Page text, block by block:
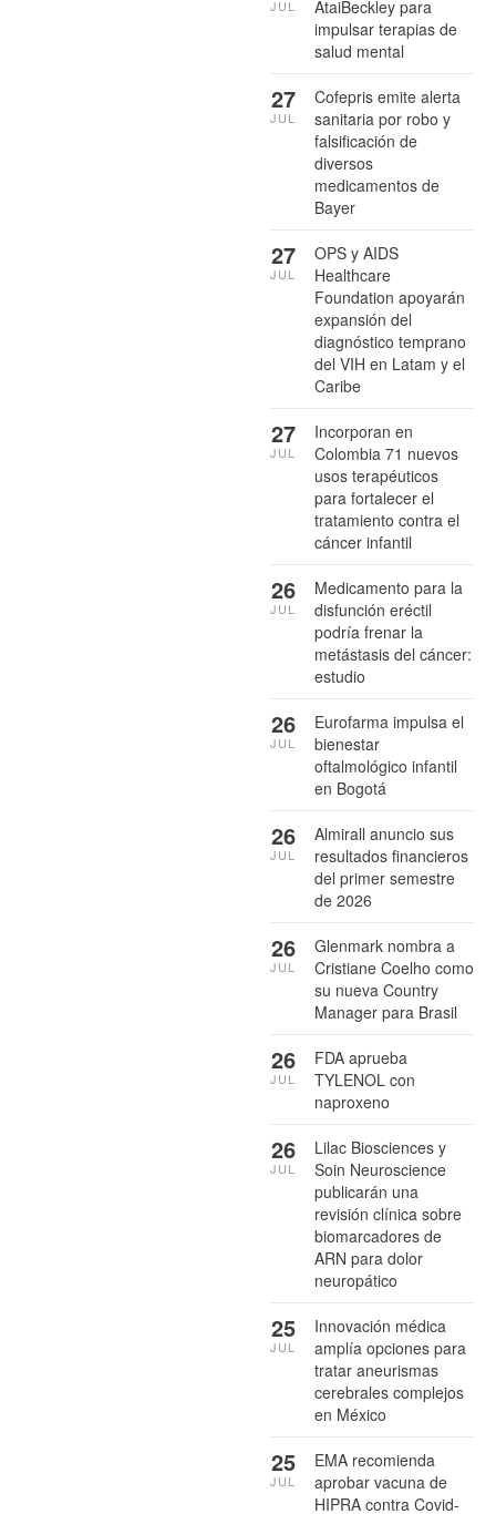
AtaiBeckley para
impulsar terapias de
salud mental
JUL
Cofepris emite alerta
sanitaria por robo y
falsificación de
diversos
medicamentos de
Bayer
27
JUL
OPS y AIDS
Healthcare
Foundation apoyarán
expansión del
diagnóstico temprano
del VIH en Latam y el
Caribe
27
JUL
Incorporan en
Colombia 71 nuevos
usos terapéuticos
para fortalecer el
tratamiento contra el
cáncer infantil
27
JUL
Medicamento para la
disfunción eréctil
podría frenar la
metástasis del cáncer:
estudio
26
JUL
Eurofarma impulsa el
bienestar
oftalmológico infantil
en Bogotá
26
JUL
Almirall anuncio sus
resultados financieros
del primer semestre
de 2026
26
JUL
Glenmark nombra a
Cristiane Coelho como
su nueva Country
Manager para Brasil
26
JUL
FDA aprueba
TYLENOL con
naproxeno
26
JUL
Lilac Biosciences y
Soin Neuroscience
publicarán una
revisión clínica sobre
biomarcadores de
ARN para dolor
neuropático
26
JUL
Innovación médica
amplía opciones para
tratar aneurismas
cerebrales complejos
en México
25
JUL
EMA recomienda
aprobar vacuna de
HIPRA contra Covid-
25
JUL